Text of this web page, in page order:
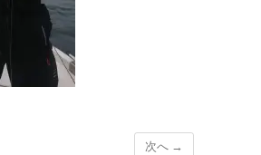
次へ →